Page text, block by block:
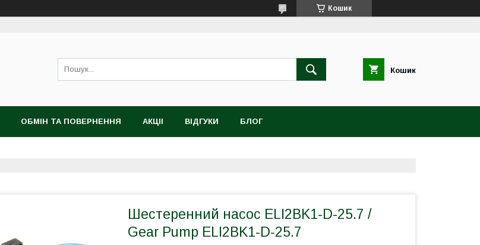
Кошик
Кошик
ОБМІН ТА ПОВЕРНЕННЯ АКЦІІ ВІДГУКИ БЛОГ
Шестеренний насос ELI2BK1-D-25.7 /
Gear Pump ELI2BK1-D-25.7